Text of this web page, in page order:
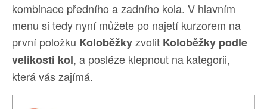
kombinace předního a zadního kola. V hlavním
menu si tedy nyní můžete po najetí kurzorem na
první položku Koloběžkyzvolit Koloběžky podle
velikosti kol, a posléze klepnout na kategorii,
která vás zajímá.